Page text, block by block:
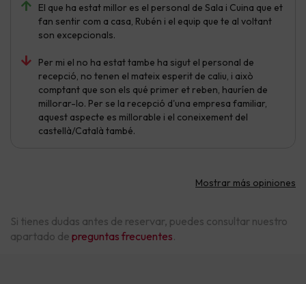
El que ha estat millor es el personal de Sala i Cuina que et
fan sentir com a casa, Rubén i el equip que te al voltant
son excepcionals.
Per mi el no ha estat tambe ha sigut el personal de
recepció, no tenen el mateix esperit de caliu, i això
comptant que son els qué primer et reben, hauríen de
millorar-lo. Per se la recepció d'una empresa familiar,
aquest aspecte es millorable i el coneixement del
castellà/Català també.
Mostrar más opiniones
Si tienes dudas antes de reservar, puedes consultar nuestro
apartado de preguntas frecuentes.